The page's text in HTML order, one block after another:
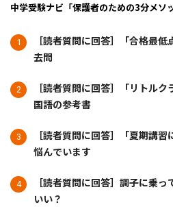
中学受験ナビ「保護者のための3分メソ
［読者質問に回答］「合格最
去問
［読者質問に回答］「リトル
国語の参考書
［読者質問に回答］「夏期講
悩んでいます
［読者質問に回答］調子に乗
いい？